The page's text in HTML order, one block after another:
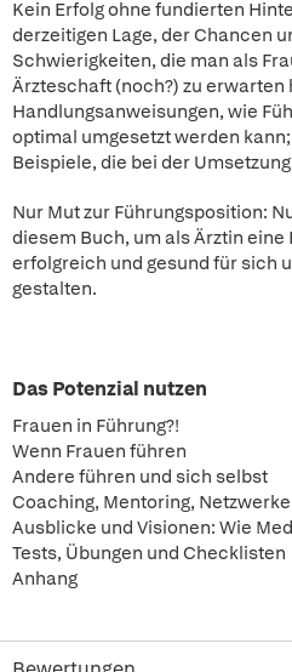
Kein Erfolg ohne fundierten
derzeitigen Lage, der Chancen
Schwierigkeiten, die man als
Ärzteschaft (noch?) zu erwarten
Handlungsanweisungen, wie
optimal umgesetzt werden
Beispiele, die bei der
Nur Mut zur Führungsposition:
diesem Buch, um als Ärztin eine
erfolgreich und gesund für sich
gestalten.
Das Potenzial nutzen
Frauen in Führung?!
Wenn Frauen führen
Andere führen und sich selbst
Coaching, Mentoring, Netzwerke
Ausblicke und Visionen: Wie
Tests, Übungen und Checklisten
Anhang